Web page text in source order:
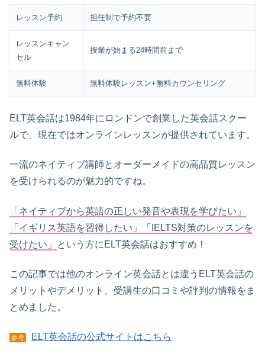
レッスン予約 担任制で予約不要
レッスンキャン
セル
授業が始まる24時間前まで
無料体験 無料体験レッスン+無料カウンセリング
ELT英会話は1984年にロンドンで創業した英会話スクー
ルで、現在ではオンラインレッスンが提供されています。
一流のネイティブ講師とオーダーメイドの高品質レッスン
を受けられるのが魅力的ですね。
「ネイティブから英語の正しい発音や表現を学びたい」
「イギリス英語を習得したい」「IELTS対策のレッスンを
受けたい」
という方にELT英会話はおすすめ！
この記事では他のオンライン英会話とは違うELT英会話の
メリットやデメリット、受講生の口コミや評判の情報をま
とめました。
参考 ELT英会話の公式サイトはこちら